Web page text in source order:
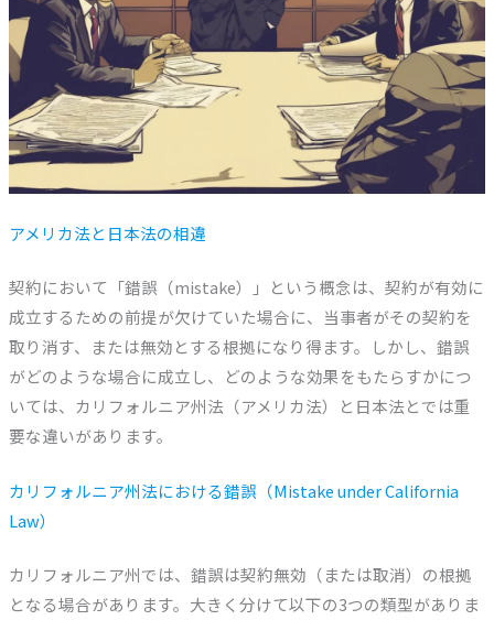
アメリカ法と日本法の相違
契約において「錯誤（mistake）」という概念は、契約が有効に
成立するための前提が欠けていた場合に、当事者がその契約を
取り消す、または無効とする根拠になり得ます。しかし、錯誤
がどのような場合に成立し、どのような効果をもたらすかにつ
いては、カリフォルニア州法（アメリカ法）と日本法とでは重
要な違いがあります。
カリフォルニア州法における錯誤（Mistake under California
Law）
カリフォルニア州では、錯誤は契約無効（または取消）の根拠
となる場合があります。大きく分けて以下の3つの類型がありま